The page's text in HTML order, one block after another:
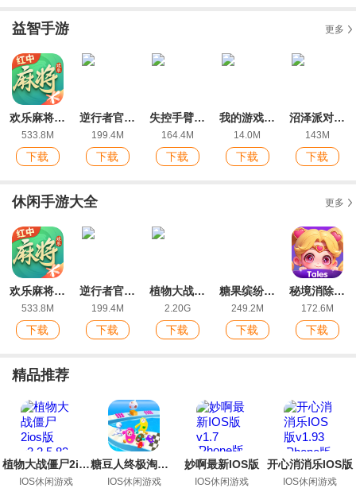
益智手游 更多
欢乐麻将全集2022新版红中玩法
533.8M
下载
逆行者官方版
199.4M
下载
失控手臂游戏安卓版
164.4M
下载
我的游戏官方版
14.0M
下载
沼泽派对无限金币版
143M
下载
休闲手游大全 更多
欢乐麻将全集2022新版红中玩法
533.8M
下载
逆行者官方版
199.4M
下载
植物大战僵尸2ios版
2.20G
下载
糖果缤纷乐ios最新版
249.2M
下载
秘境消除故事下载手机版
172.6M
下载
精品推荐
植物大战僵尸2ios版
IOS休闲游戏
糖豆人终极淘汰赛手机版苹果
IOS休闲游戏
妙啊最新IOS版
IOS休闲游戏
开心消消乐IOS版
IOS休闲游戏